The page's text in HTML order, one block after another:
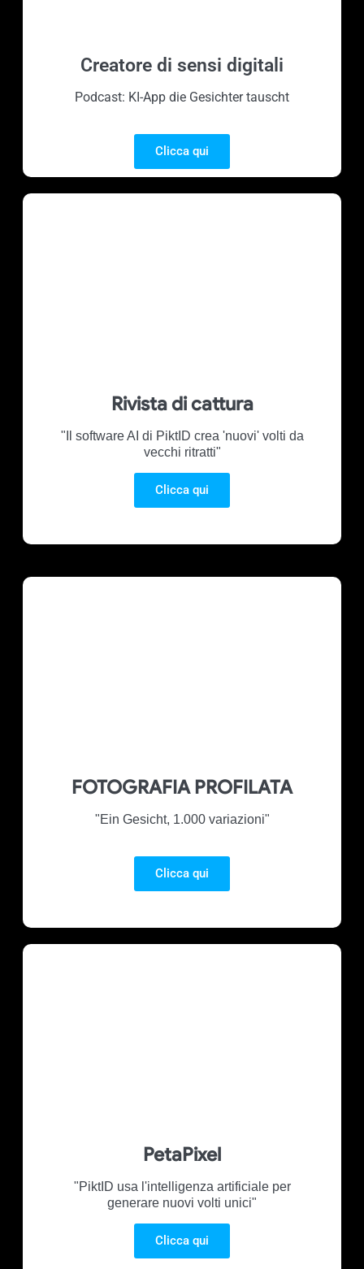
Creatore di sensi digitali
Podcast: KI-App die Gesichter tauscht
Clicca qui
Rivista di cattura
"Il software AI di PiktID crea 'nuovi' volti da
vecchi ritratti"
Clicca qui
FOTOGRAFIA PROFILATA
"Ein Gesicht, 1.000 variazioni"
Clicca qui
PetaPixel
"PiktID usa l'intelligenza artificiale per
generare nuovi volti unici"
Clicca qui